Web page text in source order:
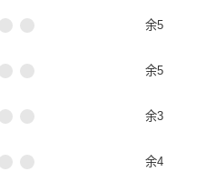
余5
余5
余3
余4